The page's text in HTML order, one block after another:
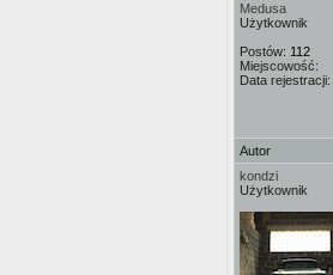
Medusa
Użytkownik
Postów: 112
Miejscowość:
Data rejestracji:
Autor
kondzi
Użytkownik